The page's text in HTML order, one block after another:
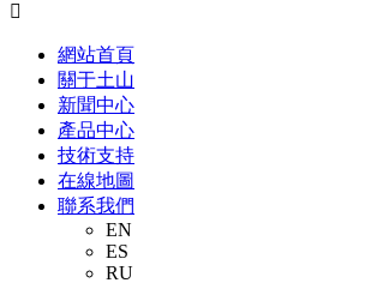

網站首頁
關于土山
新聞中心
產品中心
技術支持
在線地圖
聯系我們
EN
ES
RU